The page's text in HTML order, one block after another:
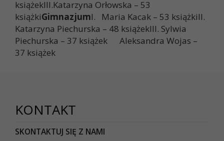
książekIII.Katarzyna Orłowska – 53
książkiGimnazjumI. Maria Kacak – 53 książkiII.
Katarzyna Piechurska – 48 książekIII. Sylwia
Piechurska – 37 książek Aleksandra Wojas –
37 książek
KONTAKT
SKONTAKTUJ SIĘ Z NAMI